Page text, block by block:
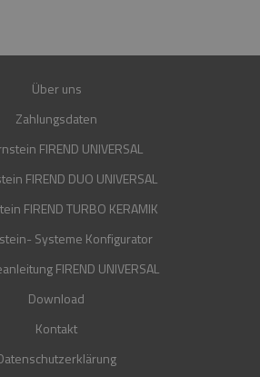
Über uns
Zahlungsdaten
FIREND UNIVERSAL
FIREND DUO UNIVERSAL
FIREND TURBO KERAMIK
Systeme Konfigurator
FIREND UNIVERSAL
Download
Kontakt